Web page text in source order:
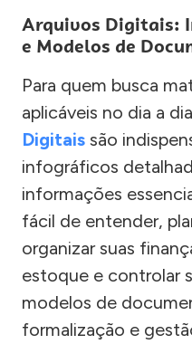
Arquivos Digitais:
e Modelos de
Para quem busca
aplicáveis no dia a
Digitais são
infográficos
informações
fácil de entender,
organizar suas
estoque e controlar
modelos de
formalização e